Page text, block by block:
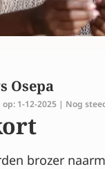
Osepa
op: 1-12-2025 | Nog
brozer